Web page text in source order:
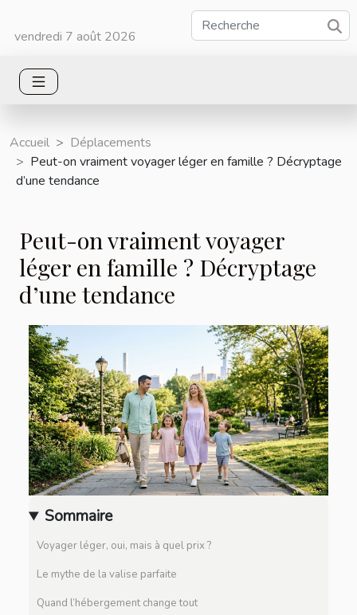
vendredi 7 août 2026
Accueil
Déplacements
Peut-on vraiment voyager léger en famille ? Décryptage
d’une tendance
Peut-on vraiment voyager
léger en famille ? Décryptage
d’une tendance
Sommaire
Voyager léger, oui, mais à quel prix ?
Le mythe de la valise parfaite
Quand l’hébergement change tout